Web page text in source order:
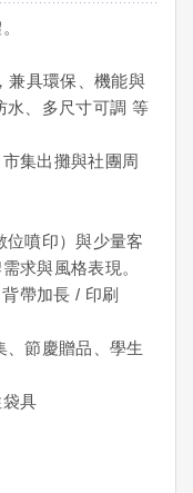
兼具環保、機能與
水、多尺寸可調 等
集出攤與社團周
位噴印）與少量客
求與風格表現。
帶加長 / 印刷
、節慶贈品、學生
具